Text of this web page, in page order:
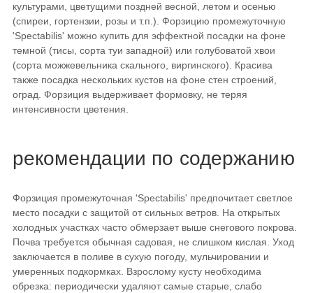
культурами, цветущими поздней весной, летом и осенью
(спиреи, гортензии, розы и т.п.). Форзицию промежуточную
'Spectabilis' можно купить для эффектной посадки на фоне
темной (тисы, сорта туи западной) или голубоватой хвои
(сорта можжевельника скального, виргинского). Красива
также посадка нескольких кустов на фоне стен строений,
оград. Форзиция выдерживает формовку, не теряя
интенсивности цветения.
рекомендации по содержанию
Форзиция промежуточная 'Spectabilis' предпочитает светлое
место посадки с защитой от сильных ветров. На открытых
холодных участках часто обмерзает выше снегового покрова.
Почва требуется обычная садовая, не слишком кислая. Уход
заключается в поливе в сухую погоду, мульчировании и
умеренных подкормках. Взрослому кусту необходима
обрезка: периодически удаляют самые старые, слабо